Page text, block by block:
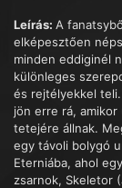
Leírás: A
elképesztően
minden eddiginél
különleges
és rejtélyekkel
jön erre rá,
tetejére állnak.
egy távoli bolygó
Eterniába, ahol
zsarnok, Skeletor